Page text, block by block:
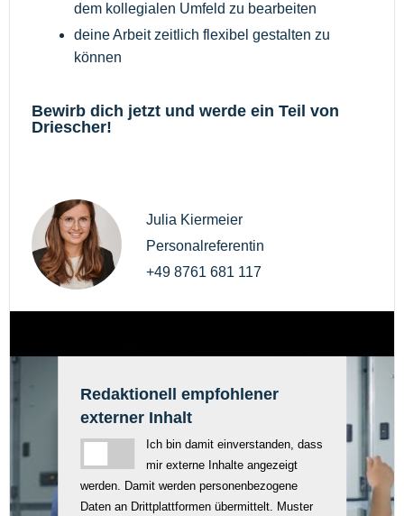
dem kollegialen Umfeld zu bearbeiten
deine Arbeit zeitlich flexibel gestalten zu
können
Bewirb dich jetzt und werde ein Teil von
Driescher!
Julia Kiermeier
Personalreferentin
+49 8761 681 117
Redaktionell empfohlener
externer Inhalt
Ich bin damit einverstanden, dass
mir externe Inhalte angezeigt
werden. Damit werden personenbezogene
Daten an Drittplattformen übermittelt. Muster